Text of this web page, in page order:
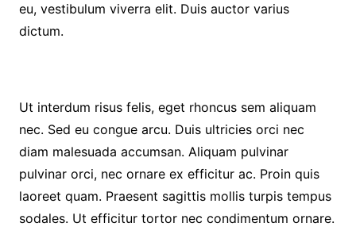
eu, vestibulum viverra elit. Duis auctor varius
dictum.
Ut interdum risus felis, eget rhoncus sem aliquam
nec. Sed eu congue arcu. Duis ultricies orci nec
diam malesuada accumsan. Aliquam pulvinar
pulvinar orci, nec ornare ex efficitur ac. Proin quis
laoreet quam. Praesent sagittis mollis turpis tempus
sodales. Ut efficitur tortor nec condimentum ornare.